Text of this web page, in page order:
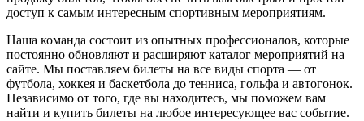
доступ к самым интересным спортивным мероприятиям.
Наша команда состоит из опытных профессионалов, которые
постоянно обновляют и расширяют каталог мероприятий на
сайте. Мы поставляем билеты на все виды спорта — от
футбола, хоккея и баскетбола до тенниса, гольфа и автогонок.
Независимо от того, где вы находитесь, мы поможем вам
найти и купить билеты на любое интересующее вас событие.